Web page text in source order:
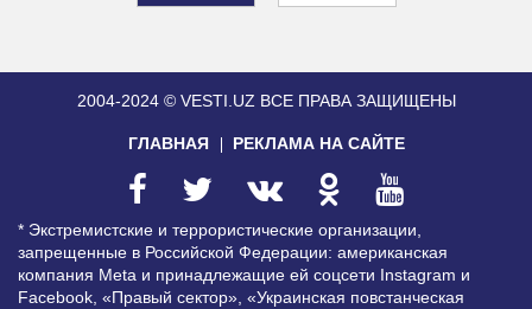
2004-2024 © VESTI.UZ ВСЕ ПРАВА ЗАЩИЩЕНЫ
ГЛАВНАЯ РЕКЛАМА НА САЙТЕ
* Экстремистские и террористические организации,
запрещенные в Российской Федерации: американская
компания Meta и принадлежащие ей соцсети Instagram и
Facebook, «Правый сектор», «Украинская повстанческая